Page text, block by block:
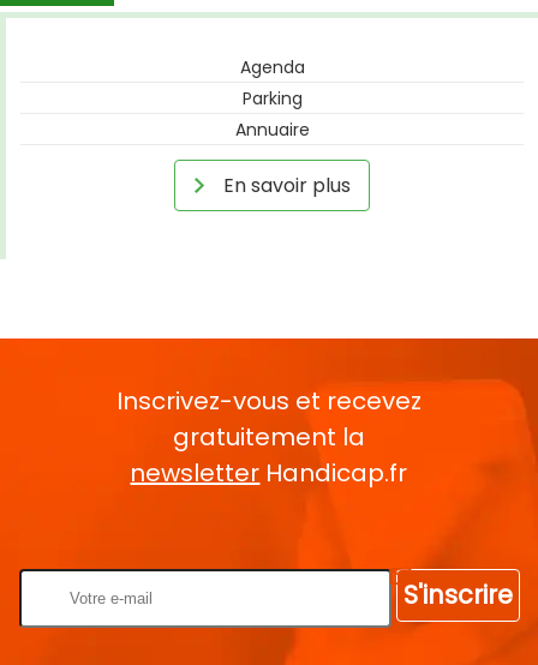
Agenda
Parking
Annuaire
En savoir plus
Inscrivez-vous et recevez
gratuitement la
newsletter Handicap.fr
S'inscrire